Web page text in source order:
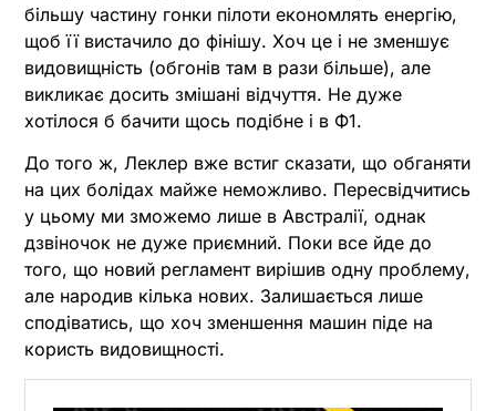
більшу частину гонки пілоти економлять енергію,
щоб її вистачило до фінішу. Хоч це і не зменшує
видовищність (обгонів там в рази більше), але
викликає досить змішані відчуття. Не дуже
хотілося б бачити щось подібне і в Ф1.
До того ж, Леклер вже встиг сказати, що обганяти
на цих болідах майже неможливо. Пересвідчитись
у цьому ми зможемо лише в Австралії, однак
дзвіночок не дуже приємний. Поки все йде до
того, що новий регламент вирішив одну проблему,
але народив кілька нових. Залишається лише
сподіватись, що хоч зменшення машин піде на
користь видовищності.